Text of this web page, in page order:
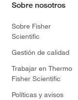
Sobre nosotros
Sobre Fisher
Scientific
Gestión de calidad
Trabajar en Thermo
Fisher Scientific
Políticas y avisos